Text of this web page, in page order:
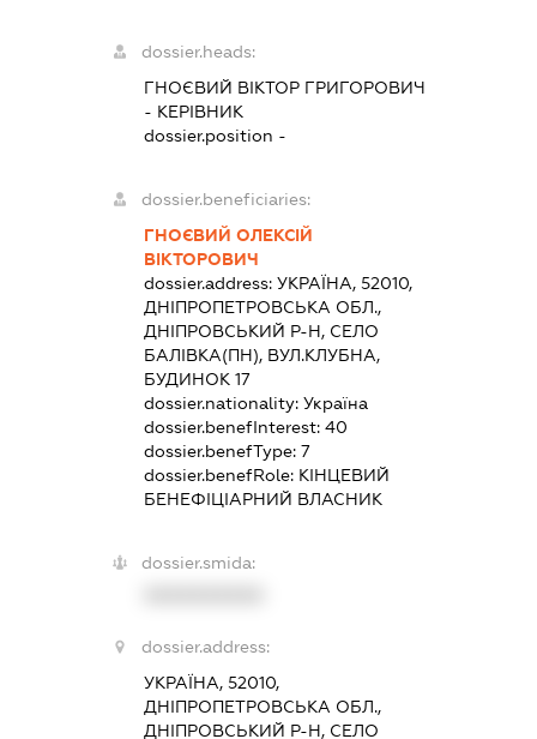
dossier.heads:
ГНОЄВИЙ ВІКТОР ГРИГОРОВИЧ
- КЕРІВНИК
dossier.position -
dossier.beneficiaries:
ГНОЄВИЙ ОЛЕКСІЙ
ВІКТОРОВИЧ
dossier.address:УКРАЇНА, 52010,
ДНІПРОПЕТРОВСЬКА ОБЛ.,
ДНІПРОВСЬКИЙ Р-Н, СЕЛО
БАЛІВКА(ПН), ВУЛ.КЛУБНА,
БУДИНОК 17
dossier.nationality:Україна
dossier.benefInterest:40
dossier.benefType:7
dossier.benefRole: КІНЦЕВИЙ
БЕНЕФІЦІАРНИЙ ВЛАСНИК
dossier.smida:
dossier.address:
УКРАЇНА, 52010,
ДНІПРОПЕТРОВСЬКА ОБЛ.,
ДНІПРОВСЬКИЙ Р-Н, СЕЛО